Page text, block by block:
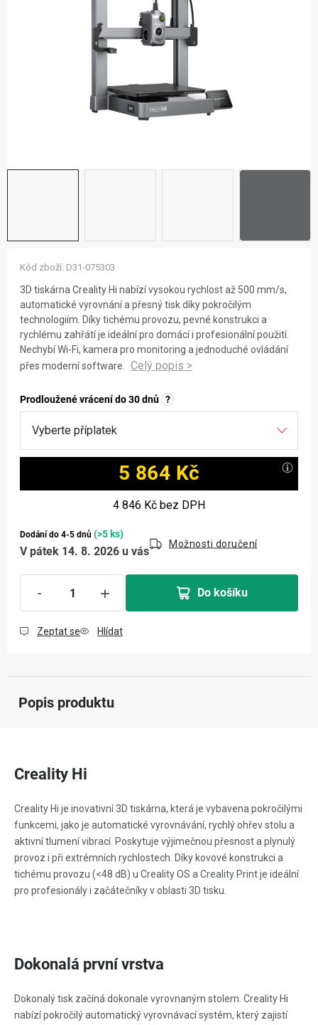
12 důvodů proč Gigamat Možnosti dopravy
3D tiskárna Creality Hi nabízí vysokou rychlost až 500 mm/s,
automatické vyrovnání a přesný tisk díky pokročilým
technologiím. Díky tichému provozu, pevné konstrukci a
rychlému zahřátí je ideální pro domácí i profesionální použití.
Nechybí Wi-Fi, kamera pro monitoring a jednoduché ovládání
přes moderní software.
Prodloužené vrácení do 30 dnů ?
5 864 Kč
4 846 Kč bez DPH
Dodání do 4-5 dnů (>5 ks)
V pátek 14. 8. 2026 u vás
Možnosti doručení
Do košíku
Kód zboží: D31-075303
Zeptat se Hlídat
Popis produktu
Creality Hi
Creality Hi je inovativní 3D tiskárna, která je vybavena pokročilými
funkcemi, jako je automatické vyrovnávání, rychlý ohřev stolu a
aktivní tlumení vibrací. Poskytuje výjimečnou přesnost a plynulý
provoz i při extrémních rychlostech. Díky kovové konstrukci a
tichému provozu (<48 dB) u Creality OS a Creality Print je ideální
pro profesionály i začátečníky v oblasti 3D tisku.
Dokonalá první vrstva
Dokonalý tisk začíná dokonale vyrovnaným stolem. Creality Hi
nabízí pokročilý automatický vyrovnávací systém, který zajistí